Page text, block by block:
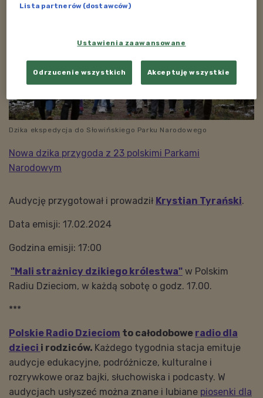
Dzika ekspedycja do Słowińskiego Parku Narodowego
Nowa dzika przygoda z 23 polskimi Parkami
Narodowym
Audycję przygotował i prowadził Krystian Tyrański.
Data emisji: 17.02.2024
Godzina emisji: 17:00
"Mali strażnicy dzikiego królestwa" w Polskim
Radiu Dzieciom, w każdą sobotę o godz. 17.00.
***
Polskie Radio Dzieciom to całodobowe radio dla
dzieci i rodziców. Każdego tygodnia stacja emituje
audycje edukacyjne, podróżnicze, kulturalne i
rozrywkowe oraz bajki, słuchowiska i podcasty. W
audycjach usłyszeć można znane i lubiane piosenki dla
Lista partnerów (dostawców)
Ustawienia zaawansowane
Odrzucenie wszystkich Akceptuję wszystkie